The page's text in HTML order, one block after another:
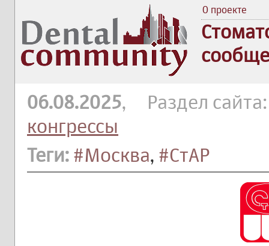
О проекте
06.08.2025, Раздел
конгрессы
Теги: #Москва, #СтАР